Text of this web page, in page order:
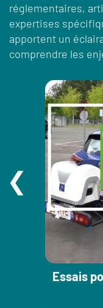
réglementaires,
expertises
apportent un
comprendre les
Essais